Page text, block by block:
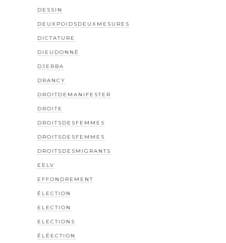
DESSIN
DEUXPOIDSDEUXMESURES
DICTATURE
DIEUDONNÉ
DJERBA
DRANCY
DROITDEMANIFESTER
DROITE
DROITSDESFEMMES
DROITSDESFEMMES
DROITSDESMIGRANTS
EELV
EFFONDREMENT
ÉLECTION
ELECTION
ELECTIONS
ÉLÉECTION